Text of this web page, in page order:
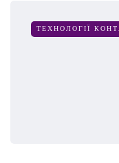
ТЕХНОЛОГІЇ